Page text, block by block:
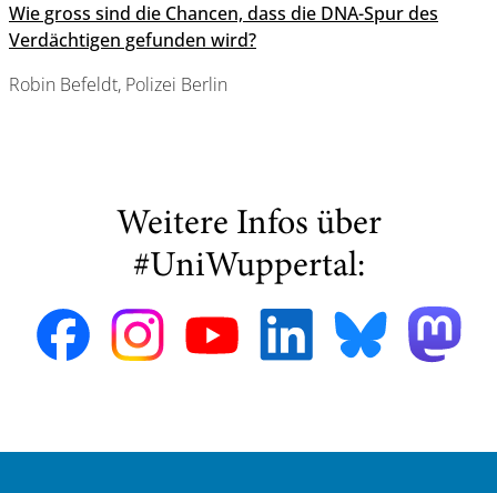
Wie gross sind die Chancen, dass die DNA-Spur des
Verdächtigen gefunden wird?
Robin Befeldt, Polizei Berlin
Weitere Infos über
#UniWuppertal: